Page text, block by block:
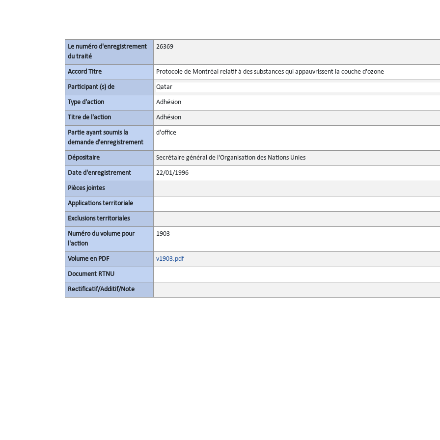
Le numéro d'enregistrement
du traité
26369
Accord Titre Protocole de Montréal relatif à des substances qui appauvrissent la couche d'ozone
Participant (s) de Qatar
Type d'action Adhésion
Titre de l'action Adhésion
Partie ayant soumis la
demande d’enregistrement
d'office
Dépositaire Secrétaire général de l'Organisation des Nations Unies
Date d'enregistrement 22/01/1996
Pièces jointes
Applications territoriale
Exclusions territoriales
Numéro du volume pour
l'action
1903
Volume en PDF v1903.pdf
Document RTNU
Rectificatif/Additif/Note